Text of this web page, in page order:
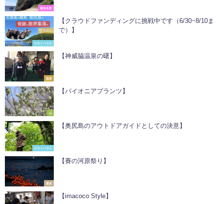
観光名所
ゲストハウス
【クラウドファンディングに挑戦中です（6/30~8/10ま
で）】
温泉
【​​神威脇温泉の曙】
山
【パイオニアプランツ】
ゲストハウス
【奥尻島のアウトドアガイドとしての決意】
歴史
【賽の河原祭り】
【imacoco Style】